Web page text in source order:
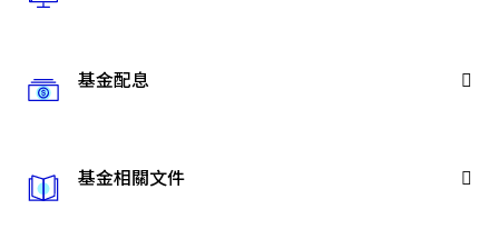
基金配息
基金相關文件